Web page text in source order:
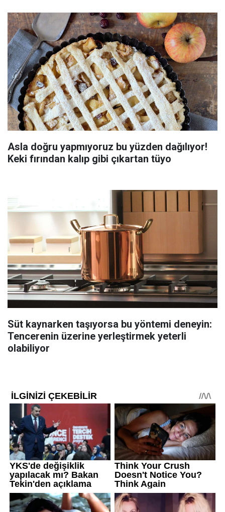
Asla doğru yapmıyoruz bu yüzden dağılıyor!
Keki fırından kalıp gibi çıkartan tüyo
Süt kaynarken taşıyorsa bu yöntemi deneyin:
Tencerenin üzerine yerleştirmek yeterli
olabiliyor